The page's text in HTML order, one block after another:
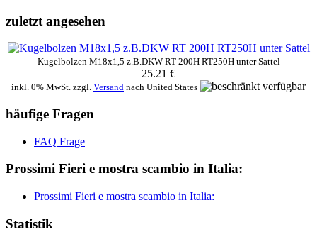
zuletzt angesehen
Kugelbolzen M18x1,5 z.B.DKW RT 200H RT250H unter Sattel
25.21 €
inkl. 0% MwSt. zzgl. Versand nach United States
häufige Fragen
FAQ Frage
Prossimi Fieri e mostra scambio in Italia:
Prossimi Fieri e mostra scambio in Italia:
Statistik